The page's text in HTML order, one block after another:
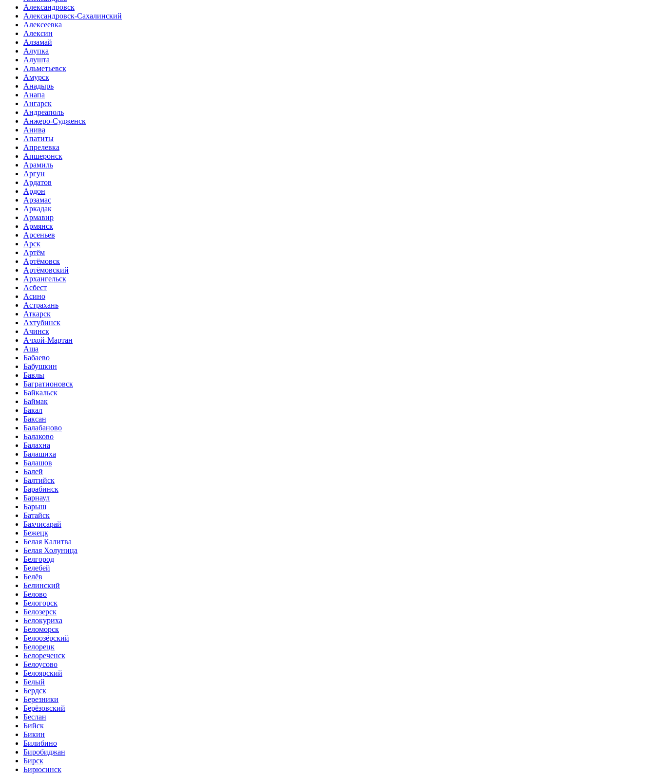
Александровск
Александровск-Сахалинский
Алексеевка
Алексин
Алзамай
Алупка
Алушта
Альметьевск
Амурск
Анадырь
Анапа
Ангарск
Андреаполь
Анжеро-Судженск
Анива
Апатиты
Апрелевка
Апшеронск
Арамиль
Аргун
Ардатов
Ардон
Арзамас
Аркадак
Армавир
Армянск
Арсеньев
Арск
Артём
Артёмовск
Артёмовский
Архангельск
Асбест
Асино
Астрахань
Аткарск
Ахтубинск
Ачинск
Ачхой-Мартан
Аша
Бабаево
Бабушкин
Бавлы
Багратионовск
Байкальск
Баймак
Бакал
Баксан
Балабаново
Балаково
Балахна
Балашиха
Балашов
Балей
Балтийск
Барабинск
Барнаул
Барыш
Батайск
Бахчисарай
Бежецк
Белая Калитва
Белая Холуница
Белгород
Белебей
Белёв
Белинский
Белово
Белогорск
Белозерск
Белокуриха
Беломорск
Белоозёрский
Белорецк
Белореченск
Белоусово
Белоярский
Белый
Бердск
Березники
Берёзовский
Беслан
Бийск
Бикин
Билибино
Биробиджан
Бирск
Бирюсинск